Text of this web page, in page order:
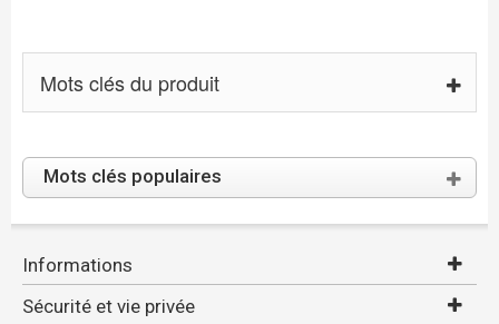
Mots clés du produit
Mots clés populaires
Informations
Sécurité et vie privée